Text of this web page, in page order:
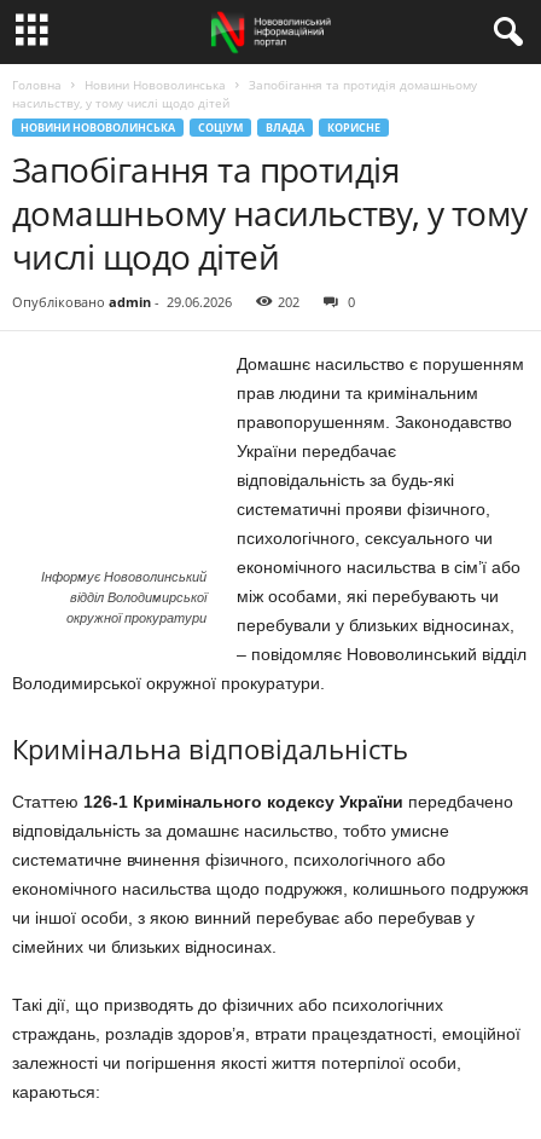
Головна Новини Нововолинська
Запобігання та протидія домашньому
насильству, у тому числі щодо дітей
НОВИНИ НОВОВОЛИНСЬКА СОЦІУМ ВЛАДА КОРИСНЕ
Запобігання та протидія
домашньому насильству, у тому
числі щодо дітей
Опубліковано admin - 29.06.2026 202 0
Інформує Нововолинський
відділ Володимирської
окружної прокуратури
Домашнє насильство є порушенням
прав людини та кримінальним
правопорушенням. Законодавство
України передбачає
відповідальність за будь-які
систематичні прояви фізичного,
психологічного, сексуального чи
економічного насильства в сім’ї або
між особами, які перебувають чи
перебували у близьких відносинах,
– повідомляє Нововолинський відділ
Володимирської окружної прокуратури.
Кримінальна відповідальність
Статтею 126-1 Кримінального кодексу України передбачено
відповідальність за домашнє насильство, тобто умисне
систематичне вчинення фізичного, психологічного або
економічного насильства щодо подружжя, колишнього подружжя
чи іншої особи, з якою винний перебуває або перебував у
сімейних чи близьких відносинах.
Такі дії, що призводять до фізичних або психологічних
страждань, розладів здоров’я, втрати працездатності, емоційної
залежності чи погіршення якості життя потерпілої особи,
караються: